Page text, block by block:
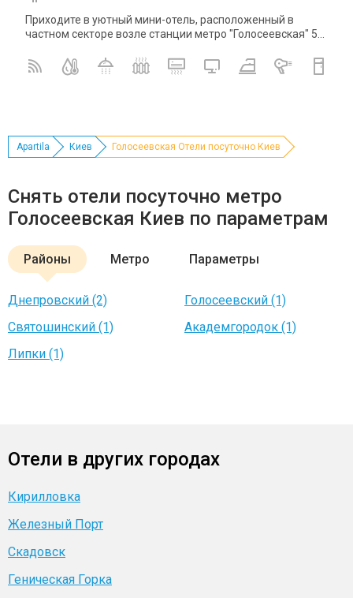
Приходите в уютный мини-отель, расположенный в
частном секторе возле станции метро "Голосеевская" 5...
Apartila Киев Голосеевская Отели посуточно Киев
Снять отели посуточно метро
Голосеевская Киев по параметрам
Районы Метро Параметры
Днепровский (2)
Голосеевский (1)
Святошинский (1)
Академгородок (1)
Липки (1)
Отели в других городах
Кирилловка
Железный Порт
Скадовск
Геническая Горка